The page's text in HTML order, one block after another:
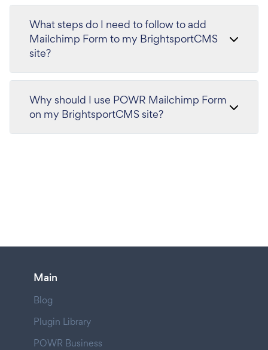
What steps do I need to follow to add
Mailchimp Form to my BrightsportCMS
site?
Why should I use POWR Mailchimp Form
on my BrightsportCMS site?
Main
Blog
Plugin Library
POWR Business